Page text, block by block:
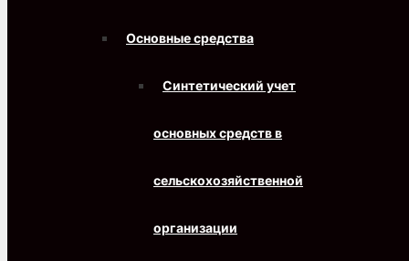
Основные средства
Синтетический учет
основных средств в
сельскохозяйственной
организации